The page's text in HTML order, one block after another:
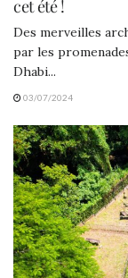
cet été !
Des merveilles
par les
Dhabi...
03/07/2024